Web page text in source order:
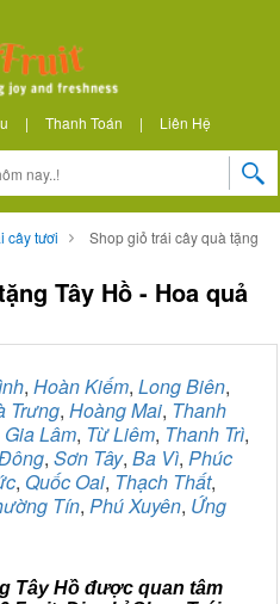
| Thanh Toán | Liên Hệ
cây tươi
Shop giỏ trái cây quà tặng
Tây Hồ - Hoa quả
, Hoàn Kiếm, Long Biên,
Trưng, Hoàng Mai, Thanh
Gia Lâm, Từ Liêm, Thanh Trì,
, Sơn Tây, Ba Vì, Phúc
, Quốc Oai, Thạch Thất,
Tín, Phú Xuyên, Ứng
Tây Hồ được quan tâm